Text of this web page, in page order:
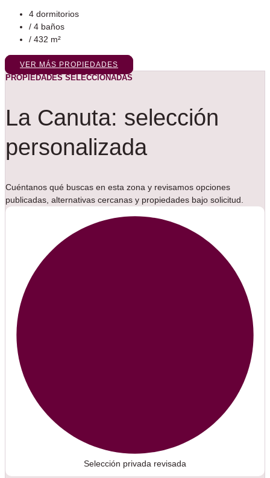
4 dormitorios
/ 4 baños
/ 432 m²
VER MÁS PROPIEDADES
PROPIEDADES SELECCIONADAS
La Canuta: selección
personalizada
Cuéntanos qué buscas en esta zona y revisamos opciones
publicadas, alternativas cercanas y propiedades bajo solicitud.
Selección privada revisada